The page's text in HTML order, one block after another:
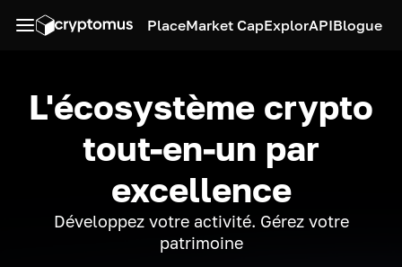
PlaceMarket CapExplorAPIBlogue
L'écosystème crypto
tout-en-un par
excellence
Développez votre activité. Gérez votre
patrimoine